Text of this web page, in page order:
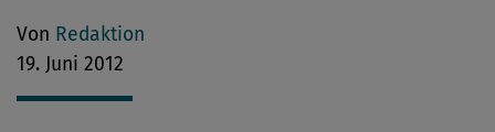
Von Redaktion
19. Juni 2012